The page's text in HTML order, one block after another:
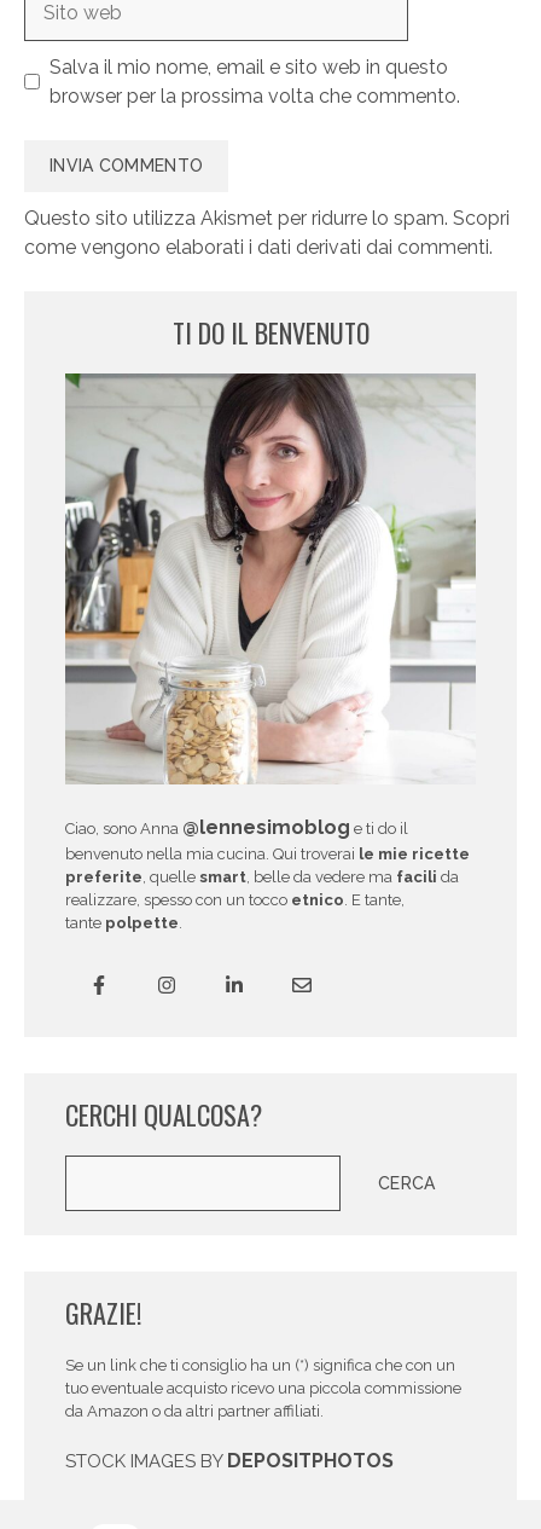
web
Salva il mio nome, email e sito web in questo
browser per la prossima volta che commento.
Questo sito utilizza Akismet per ridurre lo spam. Scopri
come vengono elaborati i dati derivati dai commenti.
TI DO IL BENVENUTO
Ciao, sono Anna @lennesimoblog e ti do il
benvenuto nella mia cucina. Qui troverai le mie ricette
preferite , quelle smart , belle da vedere ma facili da
realizzare, spesso con un tocco etnico . E tante,
tante polpette
CERCHI QUALCOSA?
CERCA
GRAZIE!
Se un link che ti consiglio ha un (*) significa che con un
tuo eventuale acquisto ricevo una piccola commissione
da Amazon o da altri partner affiliati.
STOCK IMAGES BY DEPOSITPHOTOS